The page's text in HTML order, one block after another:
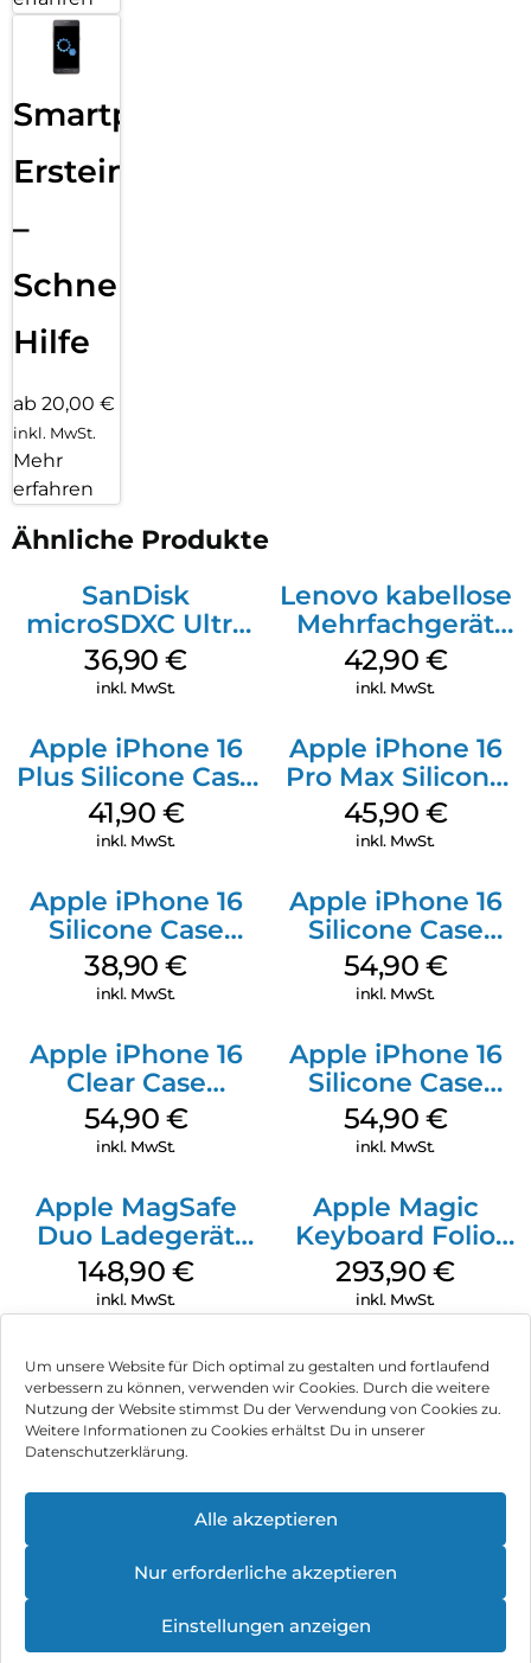
Um unsere Website für Dich optimal zu gestalten und fortlaufend
verbessern zu können, verwenden wir Cookies. Durch die weitere
Nutzung der Website stimmst Du der Verwendung von Cookies zu.
Weitere Informationen zu Cookies erhältst Du in unserer
Datenschutzerklärung.
Alle akzeptieren
Nur erforderliche akzeptieren
Einstellungen anzeigen
Smartphone
Ersteinrichtung
–
Schnelle
Hilfe
ab 20,00 €
inkl. MwSt.
Mehr
erfahren
Ähnliche Produkte
SanDisk
microSDXC Ultra
128 GB + Adapter
Mobile
36,90€
inkl. MwSt.
Lenovo kabellose
Mehrfachgerät
Luna Grey
42,90 €
inkl. MwSt.
Apple iPhone 16
Plus Silicone Case
MagSafe Stone
Gray
41,90 €
inkl. MwSt.
Apple iPhone 16
Pro Max Silicone
Case MagSafe
Ultramarine
45,90 €
inkl. MwSt.
Apple iPhone 16
Silicone Case
MagSafe
Ultramarine
38,90€
inkl. MwSt.
Apple iPhone 16
Silicone Case
MagSafe Lake
Green
54,90 €
inkl. MwSt.
Apple iPhone 16
Clear Case
MagSafe
Transparent
54,90 €
inkl. MwSt.
Apple iPhone 16
Silicone Case
MagSafe Black
54,90 €
inkl. MwSt.
Apple MagSafe
Duo Ladegerät
Weiß
148,90 €
inkl. MwSt.
Apple Magic
Keyboard Folio
iPad 10.9″ (10.Gen.)
Weiß
293,90€
inkl. MwSt.
Impressum
Hinweis zur Batterieentsorgung
Newsletter